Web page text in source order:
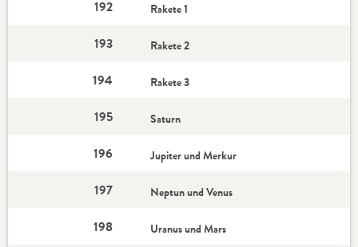
192 Rakete 1
193 Rakete 2
194 Rakete 3
195 Saturn
196 Jupiter und Merkur
197 Neptun und Venus
198 Uranus und Mars